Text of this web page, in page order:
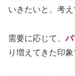
いきたいと、考え
需要に応じて、パ
り増えてきた印象